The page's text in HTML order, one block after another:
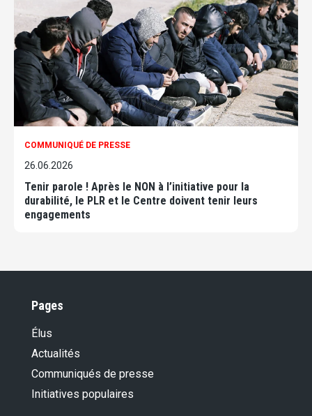
COMMUNIQUÉ DE PRESSE
26.06.2026
Tenir parole ! Après le NON à l’initiative pour la
durabilité, le PLR et le Centre doivent tenir leurs
engagements
Pages
Élus
Actualités
Communiqués de presse
Initiatives populaires